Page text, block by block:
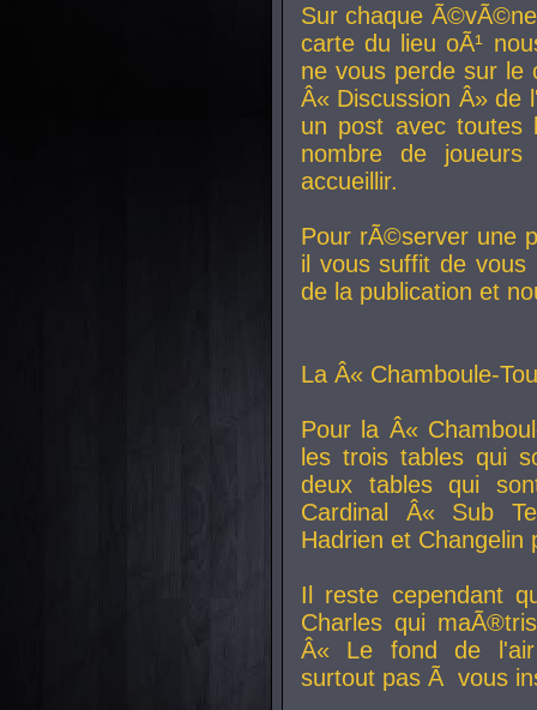
Sur chaque
carte du lieu oÃ¹
ne vous perde sur le
Â« Discussion Â» de
un post avec toutes
nombre de
accueillir.
Pour rÃ©server une
il vous suffit de vous
de la publication et
La Â« Chamboule-
Pour la Â«
les trois tables qui
deux tables qui
Cardinal
Â« Sub
Hadrien et Changelin
Il reste cependant
Charles qui
Â« Le fond de
surtout pas Ã vous